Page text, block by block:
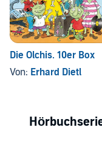
Die Olchis. 10er Box
Von: Erhard Dietl